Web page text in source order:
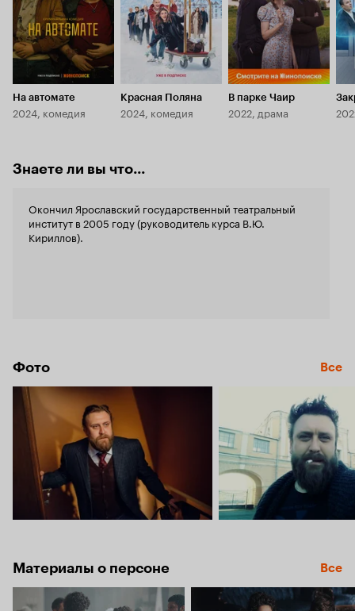
На автомате
2024, комедия
Красная Поляна
2024, комедия
В парке Чаир
2022, драма
Знаете ли вы что...
Окончил Ярославский государственный театральный
институт в 2005 году (руководитель курса В.Ю.
Кириллов).
Фото Все
Материалы о персоне Все